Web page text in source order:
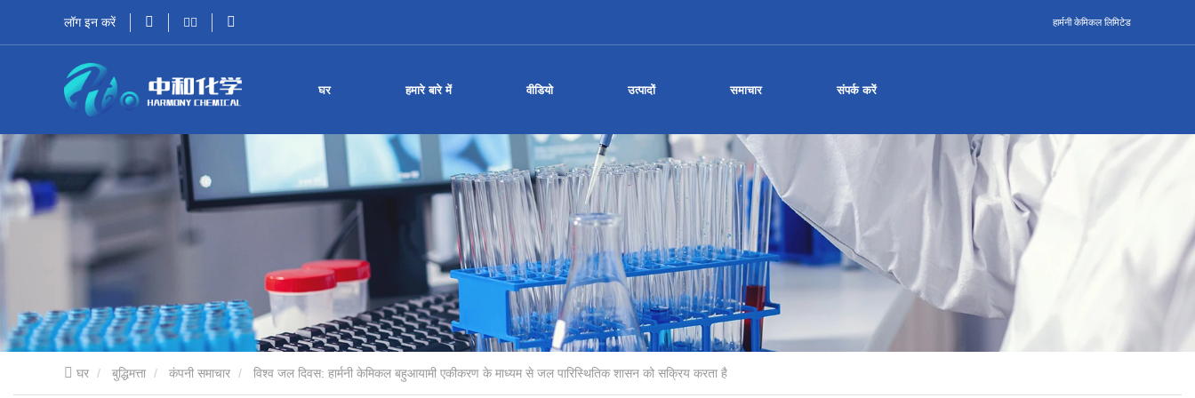
लॉग इन करें हार्मनी केमिकल लिमिटेड
घर हमारे बारे में वीडियो उत्पादों समाचार संपर्क करें
घर बुद्धिमत्ता कंपनी समाचार विश्व जल दिवस: हार्मनी केमिकल बहुआयामी एकीकरण के माध्यम से जल पारिस्थितिक शासन को सक्रिय करता है